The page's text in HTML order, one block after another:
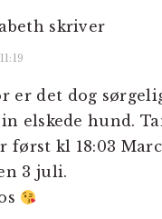
skriver
er det dog
elskede hund.
først kl 18:03
3 juli.